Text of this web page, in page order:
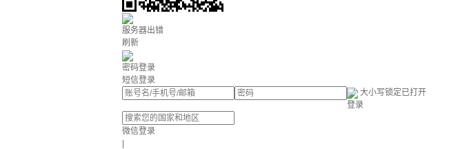
服务器出错
刷新
密码登录
短信登录
大小写锁定已打开
登录
微信登录